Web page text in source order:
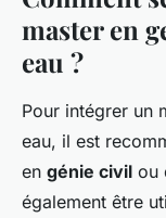
master en
eau ?
Pour intégrer un
eau, il est
en génie civil ou
également être